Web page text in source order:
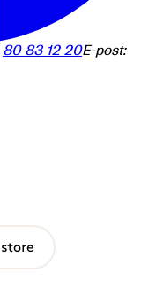
80 83 12 20E-post: